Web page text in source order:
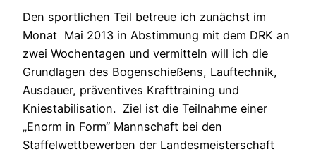
Den sportlichen Teil betreue ich zunächst im
Monat Mai 2013 in Abstimmung mit dem DRK an
zwei Wochentagen und vermitteln will ich die
Grundlagen des Bogenschießens, Lauftechnik,
Ausdauer, präventives Krafttraining und
Kniestabilisation. Ziel ist die Teilnahme einer
„Enorm in Form“ Mannschaft bei den
Staffelwettbewerben der Landesmeisterschaft